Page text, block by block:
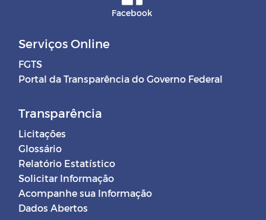
Facebook
Serviços Online
FGTS
Portal da Transparência do Governo Federal
Transparência
Licitações
Glossário
Relatório Estatístico
Solicitar Informação
Acompanhe sua Informação
Dados Abertos